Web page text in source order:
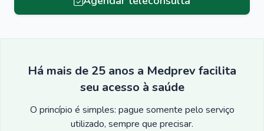
Há mais de 25 anos a Medprev facilita
seu acesso à saúde
O princípio é simples: pague somente pelo serviço
utilizado, sempre que precisar.